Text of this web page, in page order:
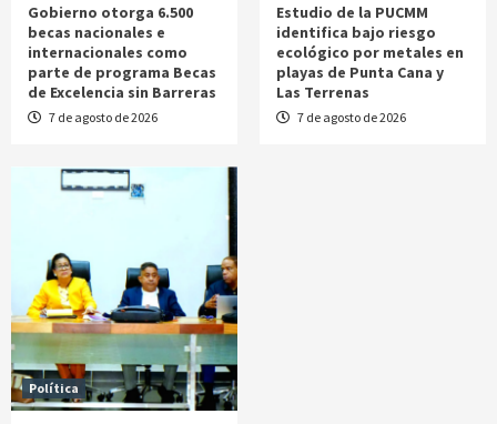
Gobierno otorga 6.500
becas nacionales e
internacionales como
parte de programa Becas
de Excelencia sin Barreras
7 de agosto de 2026
Estudio de la PUCMM
identifica bajo riesgo
ecológico por metales en
playas de Punta Cana y
Las Terrenas
7 de agosto de 2026
Política